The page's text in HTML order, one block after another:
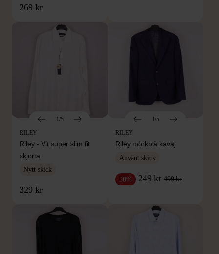
269 kr
1/5
RILEY
Riley - Vit super slim fit
skjorta
Nytt skick
329 kr
1/5
RILEY
Riley mörkblå kavaj
Använt skick
50% 249 kr 499 kr